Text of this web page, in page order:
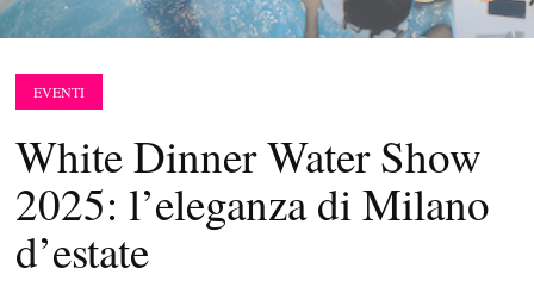
EVENTI
White Dinner Water Show
2025: l’eleganza di Milano
d’estate